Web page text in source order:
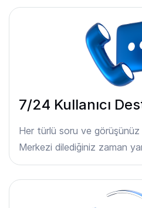
7/24 Kullanıcı
Her türlü soru ve
Merkezi dilediğiniz zaman